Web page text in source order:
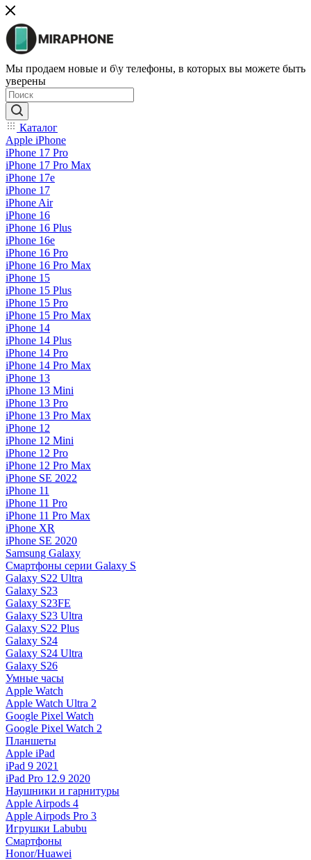
Мы продаем новые и б\у телефоны, в которых вы можете быть
уверены
Каталог
Apple iPhone
iPhone 17 Pro
iPhone 17 Pro Max
iPhone 17e
iPhone 17
iPhone Air
iPhone 16
iPhone 16 Plus
iPhone 16e
iPhone 16 Pro
iPhone 16 Pro Max
iPhone 15
iPhone 15 Plus
iPhone 15 Pro
iPhone 15 Pro Max
iPhone 14
iPhone 14 Plus
iPhone 14 Pro
iPhone 14 Pro Max
iPhone 13
iPhone 13 Mini
iPhone 13 Pro
iPhone 13 Pro Max
iPhone 12
iPhone 12 Mini
iPhone 12 Pro
iPhone 12 Pro Max
iPhone SE 2022
iPhone 11
iPhone 11 Pro
iPhone 11 Pro Max
iPhone XR
iPhone SE 2020
Samsung Galaxy
Смартфоны серии Galaxy S
Galaxy S22 Ultra
Galaxy S23
Galaxy S23FE
Galaxy S23 Ultra
Galaxy S22 Plus
Galaxy S24
Galaxy S24 Ultra
Galaxy S26
Умные часы
Apple Watch
Apple Watch Ultra 2
Google Pixel Watch
Google Pixel Watch 2
Планшеты
Apple iPad
iPad 9 2021
iPad Pro 12.9 2020
Наушники и гарнитуры
Apple Airpods 4
Apple Airpods Pro 3
Игрушки Labubu
Смартфоны
Honor/Huawei